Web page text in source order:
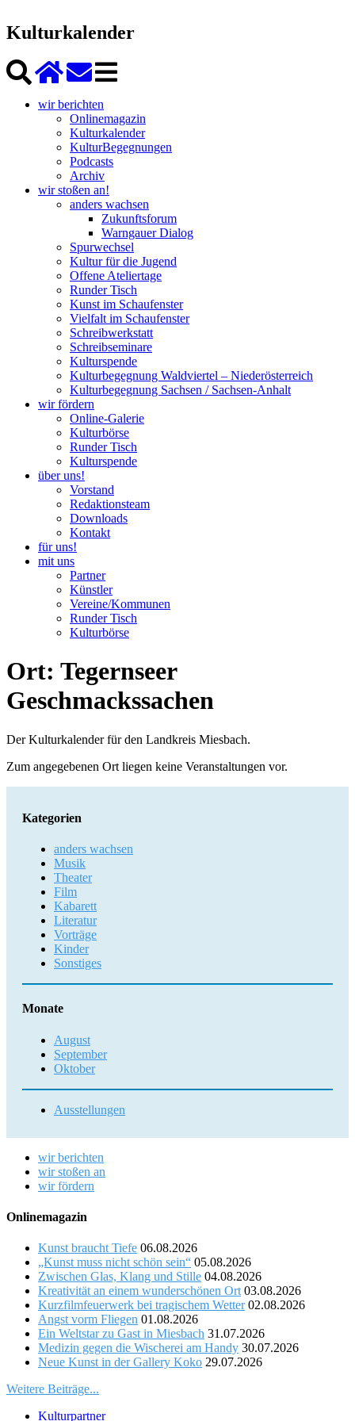
Kulturkalender
wir berichten
Onlinemagazin
Kulturkalender
KulturBegegnungen
Podcasts
Archiv
wir stoßen an!
anders wachsen
Zukunftsforum
Warngauer Dialog
Spurwechsel
Kultur für die Jugend
Offene Ateliertage
Runder Tisch
Kunst im Schaufenster
Vielfalt im Schaufenster
Schreibwerkstatt
Schreibseminare
Kulturspende
Kulturbegegnung Waldviertel – Niederösterreich
Kulturbegegnung Sachsen / Sachsen-Anhalt
wir fördern
Online-Galerie
Kulturbörse
Runder Tisch
Kulturspende
über uns!
Vorstand
Redaktionsteam
Downloads
Kontakt
für uns!
mit uns
Partner
Künstler
Vereine/Kommunen
Runder Tisch
Kulturbörse
Ort: Tegernseer
Geschmackssachen
Der Kulturkalender für den Landkreis Miesbach.
Zum angegebenen Ort liegen keine Veranstaltungen vor.
Kategorien
anders wachsen
Musik
Theater
Film
Kabarett
Literatur
Vorträge
Kinder
Sonstiges
Monate
August
September
Oktober
Ausstellungen
wir berichten
wir stoßen an
wir fördern
Onlinemagazin
Kunst braucht Tiefe 06.08.2026
„Kunst muss nicht schön sein“ 05.08.2026
Zwischen Glas, Klang und Stille 04.08.2026
Kreativität an einem wunderschönen Ort 03.08.2026
Kurzfilmfeuerwerk bei tragischem Wetter 02.08.2026
Angst vorm Fliegen 01.08.2026
Ein Weltstar zu Gast in Miesbach 31.07.2026
Medizin gegen die Wischerei am Handy 30.07.2026
Neue Kunst in der Gallery Koko 29.07.2026
Weitere Beiträge...
Kulturpartner